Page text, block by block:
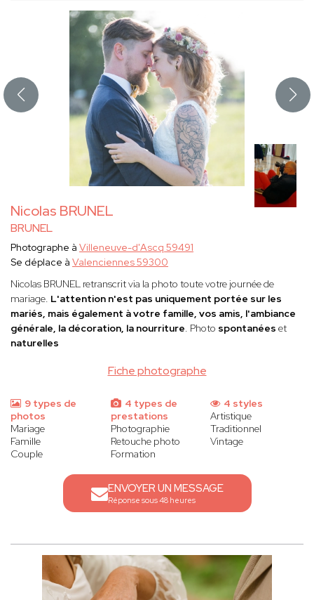
Nicolas BRUNEL
BRUNEL
Fiche photographe
Photographe à Villeneuve-d'Ascq 59491
Se déplace à Valenciennes 59300
Nicolas BRUNEL retranscrit via la photo toute votre journée de
mariage. L'attention n'est pas uniquement portée sur les
mariés, mais également à votre famille, vos amis, l'ambiance
générale, la décoration, la nourriture. Photo spontanées et
naturelles
9 types de
photos
Mariage
Famille
Couple
4 types de
prestations
Photographie
Retouche photo
Formation
4 styles
Artistique
Traditionnel
Vintage
ENVOYER UN MESSAGE
Réponse sous 48 heures